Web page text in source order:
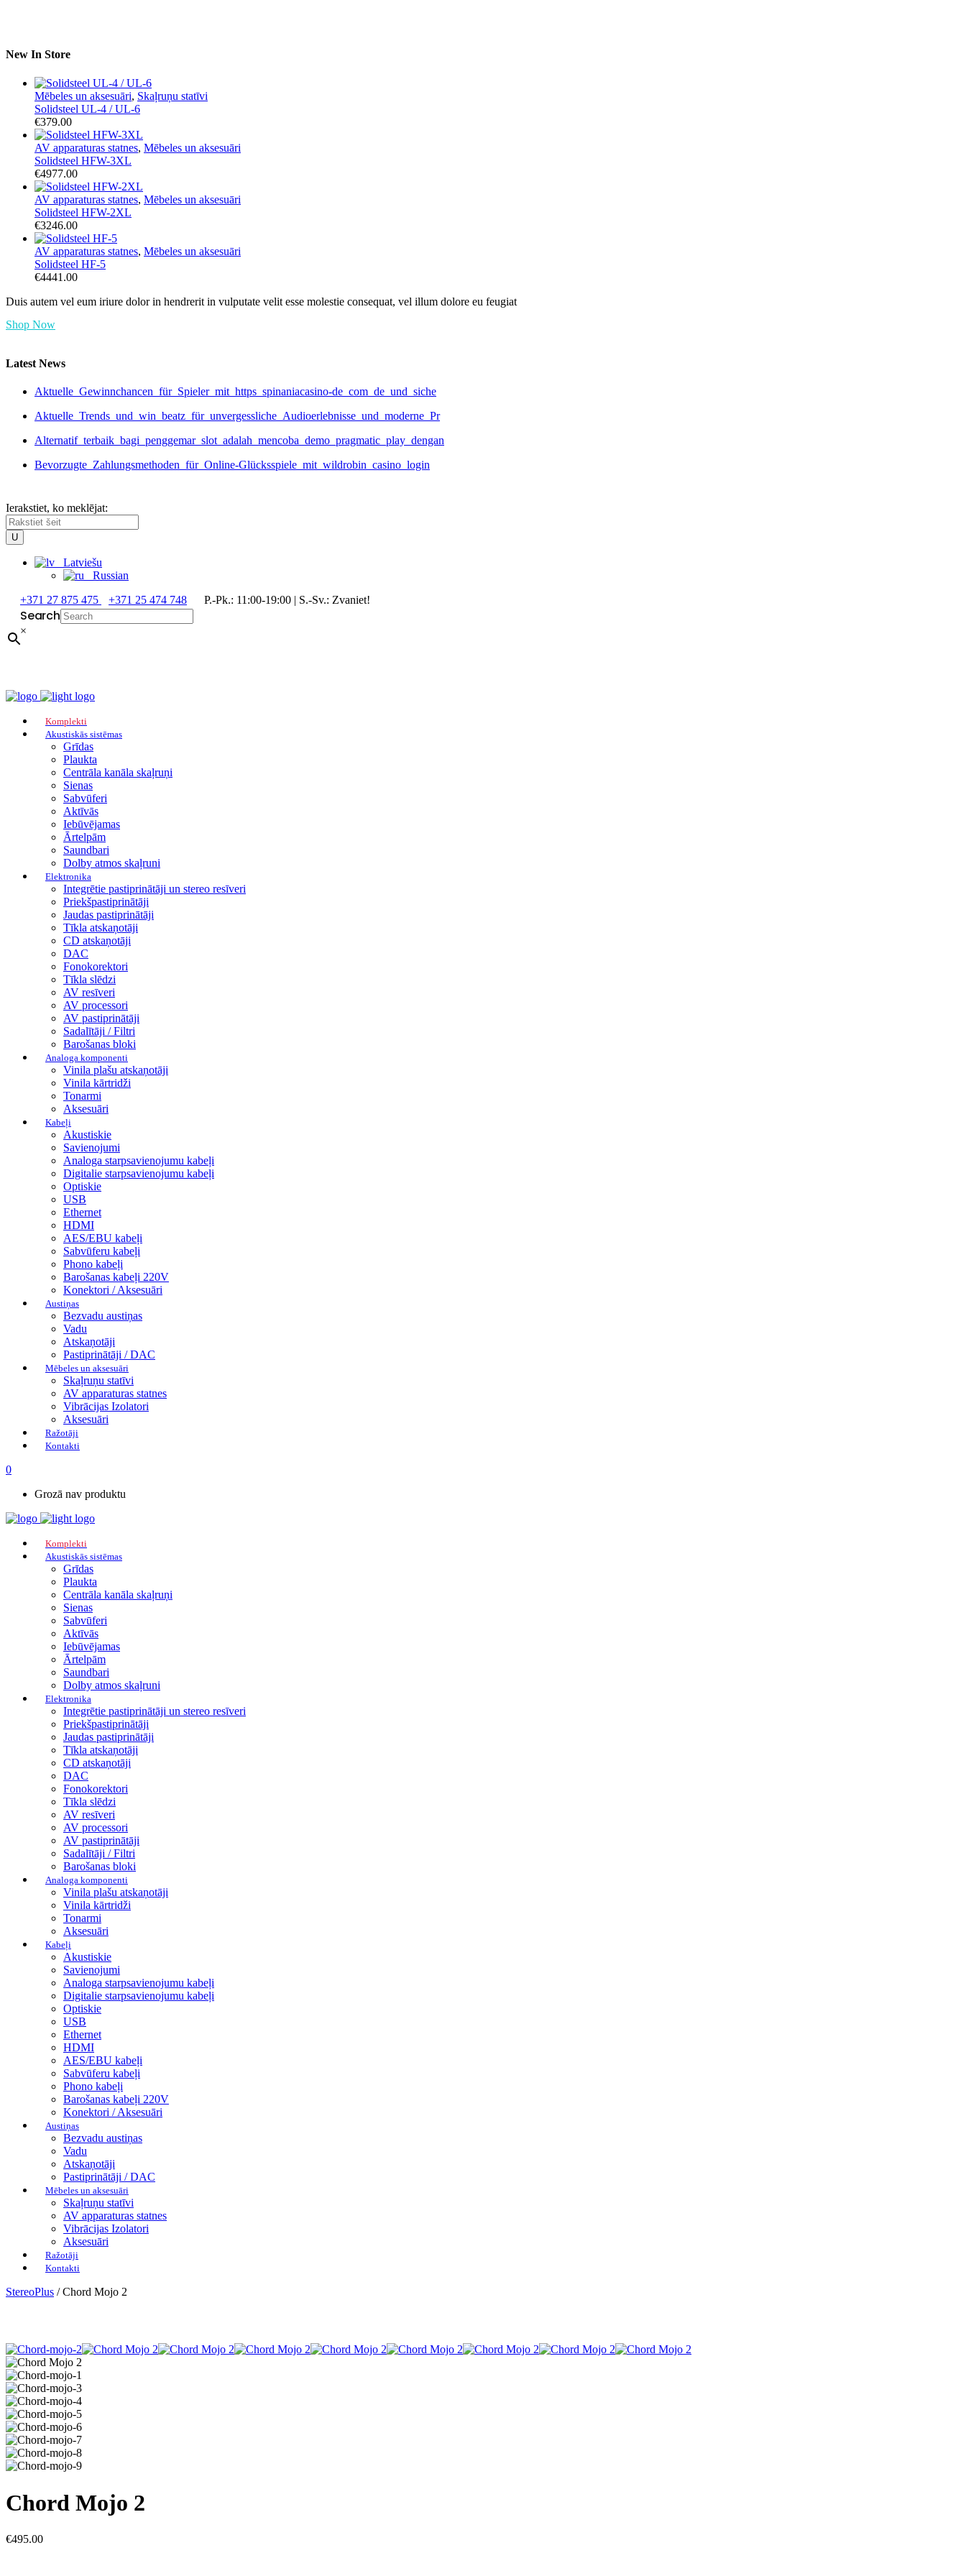
New In Store
Mēbeles un aksesuāri, Skaļruņu statīvi
Solidsteel UL-4 / UL-6
€379.00
AV apparaturas statnes, Mēbeles un aksesuāri
Solidsteel HFW-3XL
€4977.00
AV apparaturas statnes, Mēbeles un aksesuāri
Solidsteel HFW-2XL
€3246.00
AV apparaturas statnes, Mēbeles un aksesuāri
Solidsteel HF-5
€4441.00
Duis autem vel eum iriure dolor in hendrerit in vulputate velit esse molestie consequat, vel illum dolore eu feugiat
Shop Now
Latest News
Aktuelle_Gewinnchancen_für_Spieler_mit_https_spinaniacasino-de_com_de_und_siche
Aktuelle_Trends_und_win_beatz_für_unvergessliche_Audioerlebnisse_und_moderne_Pr
Alternatif_terbaik_bagi_penggemar_slot_adalah_mencoba_demo_pragmatic_play_dengan
Bevorzugte_Zahlungsmethoden_für_Online-Glücksspiele_mit_wildrobin_casino_login
Ierakstiet, ko meklējat:
Latviešu
Russian
+371 27 875 475
+371 25 474 748 P.-Pk.: 11:00-19:00 | S.-Sv.: Zvaniet!
Search
×
Komplekti
Akustiskās sistēmas
Grīdas
Plaukta
Centrāla kanāla skaļruņi
Sienas
Sabvūferi
Aktīvās
Iebūvējamas
Ārtelpām
Saundbari
Dolby atmos skaļruni
Elektronika
Integrētie pastiprinātāji un stereo resīveri
Priekšpastiprinātāji
Jaudas pastiprinātāji
Tīkla atskaņotāji
CD atskaņotāji
DAC
Fonokorektori
Tīkla slēdzi
AV resīveri
AV processori
AV pastiprinātāji
Sadalītāji / Filtri
Barošanas bloki
Analoga komponenti
Vinila plašu atskaņotāji
Vinila kārtridži
Tonarmi
Aksesuāri
Kabeļi
Akustiskie
Savienojumi
Analoga starpsavienojumu kabeļi
Digitalie starpsavienojumu kabeļi
Optiskie
USB
Ethernet
HDMI
AES/EBU kabeļi
Sabvūferu kabeļi
Phono kabeļi
Barošanas kabeļi 220V
Konektori / Aksesuāri
Austiņas
Bezvadu austiņas
Vadu
Atskaņotāji
Pastiprinātāji / DAC
Mēbeles un aksesuāri
Skaļruņu statīvi
AV apparaturas statnes
Vibrācijas Izolatori
Aksesuāri
Ražotāji
Kontakti
0
Grozā nav produktu
Komplekti
Akustiskās sistēmas
Grīdas
Plaukta
Centrāla kanāla skaļruņi
Sienas
Sabvūferi
Aktīvās
Iebūvējamas
Ārtelpām
Saundbari
Dolby atmos skaļruni
Elektronika
Integrētie pastiprinātāji un stereo resīveri
Priekšpastiprinātāji
Jaudas pastiprinātāji
Tīkla atskaņotāji
CD atskaņotāji
DAC
Fonokorektori
Tīkla slēdzi
AV resīveri
AV processori
AV pastiprinātāji
Sadalītāji / Filtri
Barošanas bloki
Analoga komponenti
Vinila plašu atskaņotāji
Vinila kārtridži
Tonarmi
Aksesuāri
Kabeļi
Akustiskie
Savienojumi
Analoga starpsavienojumu kabeļi
Digitalie starpsavienojumu kabeļi
Optiskie
USB
Ethernet
HDMI
AES/EBU kabeļi
Sabvūferu kabeļi
Phono kabeļi
Barošanas kabeļi 220V
Konektori / Aksesuāri
Austiņas
Bezvadu austiņas
Vadu
Atskaņotāji
Pastiprinātāji / DAC
Mēbeles un aksesuāri
Skaļruņu statīvi
AV apparaturas statnes
Vibrācijas Izolatori
Aksesuāri
Ražotāji
Kontakti
StereoPlus /Chord Mojo 2
Chord Mojo 2
€495.00